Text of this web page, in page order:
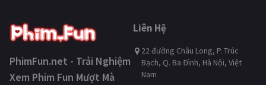
PhimFun.net - Trải Nghiệm
Xem Phim Fun Mượt Mà
Liên Hệ
22 đường Châu Long, P. Trúc
Bạch, Q. Ba Đình, Hà Nội, Việt
Nam